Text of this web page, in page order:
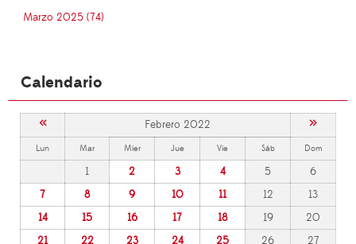
Marzo 2025 (74)
Calendario
« Febrero 2022 »
Lun Mar Mier Jue Vie Sáb Dom
1 2 3 4 5
6
7
8 9 10 11 12
13
14
15 16 17 18 19
20
21
22 23 24 25 26
27